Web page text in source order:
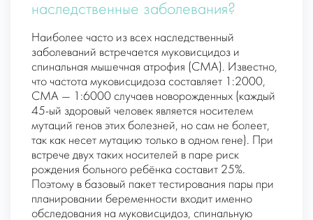
наследственные заболевания?
Наиболее часто из всех наследственный
заболеваний встречается муковисцидоз и
спинальная мышечная атрофия (СМА). Известно,
что частота муковисцидоза составляет 1:2000,
СМА — 1:6000 случаев новорожденных (каждый
45-ый здоровый человек является носителем
мутаций генов этих болезней, но сам не болеет,
так как несет мутацию только в одном гене). При
встрече двух таких носителей в паре риск
рождения больного ребёнка составит 25%.
Поэтому в базовый пакет тестирования пары при
планировании беременности входит именно
обследования на муковисцидоз, спинальную